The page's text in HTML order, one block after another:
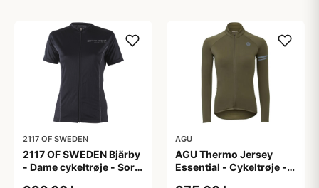
2117 OF SWEDEN
2117 OF SWEDEN Bjärby
- Dame cykeltrøje - Sort
AGU
AGU Thermo Jersey
Essential - Cykeltrøje -